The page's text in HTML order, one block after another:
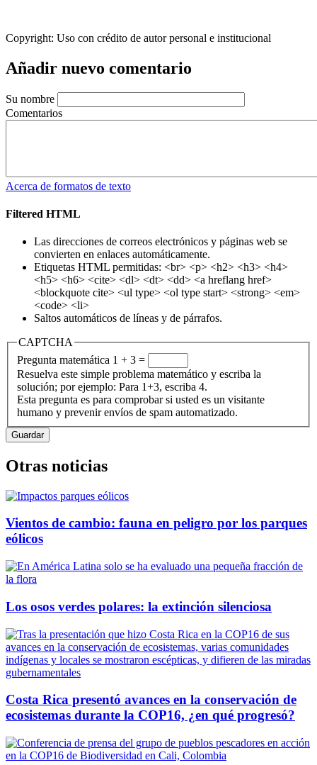
Copyright: Uso con crédito de autor personal e institucional
Añadir nuevo comentario
Su nombre
Comentarios
Acerca de formatos de texto
Filtered HTML
Las direcciones de correos electrónicos y páginas web se
convierten en enlaces automáticamente.
Etiquetas HTML permitidas: <br> <p> <h2> <h3> <h4>
<h5> <h6> <cite> <dl> <dt> <dd> <a hreflang href>
<blockquote cite> <ul type> <ol type start> <strong> <em>
<code> <li>
Saltos automáticos de líneas y de párrafos.
CAPTCHA
Pregunta matemática 1 + 3 =
Resuelva este simple problema matemático y escriba la
solución; por ejemplo: Para 1+3, escriba 4.
Esta pregunta es para comprobar si usted es un visitante
humano y prevenir envíos de spam automatizado.
Otras noticias
Vientos de cambio: fauna en peligro por los parques
eólicos
Los osos verdes polares: la extinción silenciosa
Costa Rica presentó avances en la conservación de
ecosistemas durante la COP16, ¿en qué progresó?